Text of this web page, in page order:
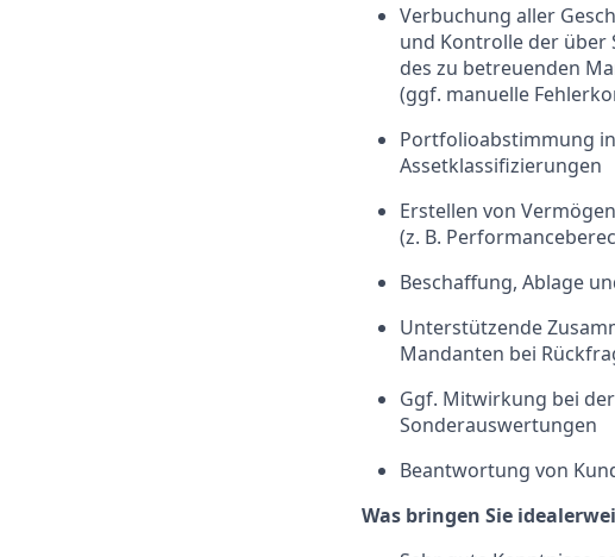
Verbuchung aller
und Kontrolle der über
des zu betreuenden
(ggf. manuelle
Portfolioabstimmung
Assetklassifizierungen
Erstellen von
(z. B.
Beschaffung, Ablage
Unterstützende
Mandanten bei
Ggf. Mitwirkung bei
Sonderauswertungen
Beantwortung von
Was bringen Sie